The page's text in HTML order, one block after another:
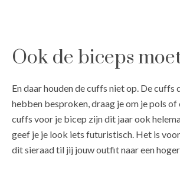
Ook de biceps
En daar houden de cuffs niet op. De cuffs
hebben besproken, draag je om je pols
cuffs voor je bicep zijn dit jaar ook
geef je je look iets futuristisch. Het is
dit sieraad til jij jouw outfit naar een